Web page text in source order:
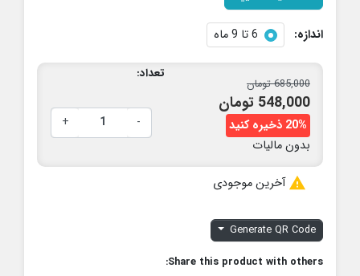
اندازه: 6 تا 9 ماه
685,000 تومان
548,000 تومان
20% ذخیره کنید
بدون مالیات
تعداد:
-
+
 آخرین موجودی
Generate QR Code
Share this product with others: